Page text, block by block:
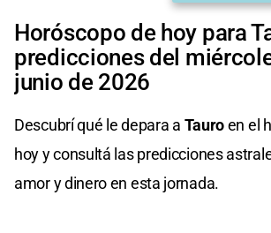
Horóscopo de hoy para
predicciones del
junio de 2026
Descubrí qué le depara a Tauroen el
hoy y consultá las predicciones
amor y dinero en esta jornada.